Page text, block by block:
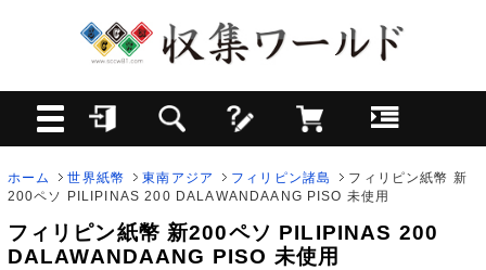
ホーム 世界紙幣 東南アジア フィリピン諸島
フィリピン紙幣 新
200ペソ PILIPINAS 200 DALAWANDAANG PISO 未使用
フィリピン紙幣 新200ペソ PILIPINAS 200
DALAWANDAANG PISO 未使用